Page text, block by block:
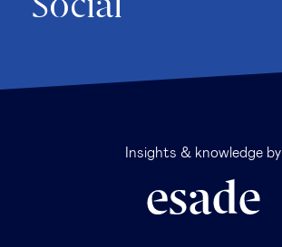
Insights & knowledge by